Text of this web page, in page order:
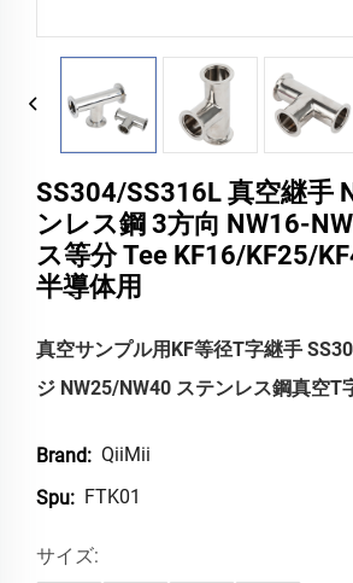
SS304/SS316L 真空継手
ンレス鋼 3方向 NW16-
ス等分 Tee KF16/KF25/
半導体用
真空サンプル用KF等径T字継手
ジ NW25/NW40 ステンレス鋼真空T
Brand: QiiMii
Spu: FTK01
サイズ: